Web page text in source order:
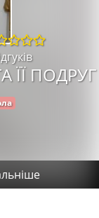
ЇЇ ПОДРУГ